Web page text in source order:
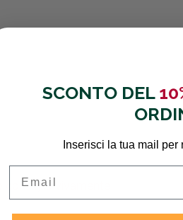
vivamente
SCONTO DEL
Inserisci la tua mail per